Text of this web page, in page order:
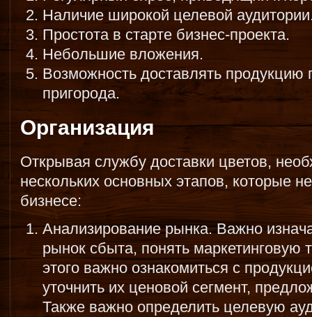
Наличие широкой целевой
Простота в старте бизнес-проекта.
Небольшие вложения.
Возможность доставлять продукцию
пригорода.
Организация
Открывая службу доставки цветов,
нескольких основных этапов, которые
бизнесе:
Анализирование рынка. Важно
рынок сбыта, понять маркетинговую
этого важно ознакомиться с
уточнить их ценовой сегмент,
Также важно определить целевую